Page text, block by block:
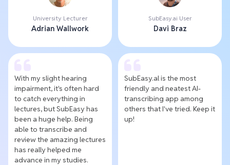
University Lecturer
Adrian Wallwork
SubEasy.ai User
Davi Braz
With my slight hearing
impairment, it's often hard
to catch everything in
lectures, but SubEasy has
been a huge help. Being
able to transcribe and
review the amazing lectures
has really helped me
advance in my studies.
SubEasy.al is the most
friendly and neatest AI-
transcribing app among
others that I've tried. Keep it
up!